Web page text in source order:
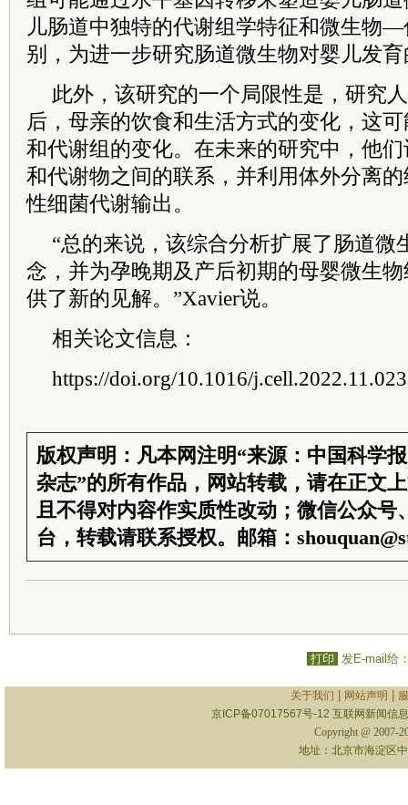
儿肠道中独特的代谢组学特征和微生物
别，为进一步研究肠道微生物对婴儿发
此外，该研究的一个局限性是，研究
后，母亲的饮食和生活方式的变化，这
和代谢组的变化。在未来的研究中，他
和代谢物之间的联系，并利用体外分离
性细菌代谢输出。
“总的来说，该综合分析扩展了肠道微
念，并为孕晚期及产后初期的母婴微生
供了新的见解。”Xavier说。
相关论文信息：
https://doi.org/10.1016/j.cell.2022.11.023
版权声明：凡本网注明“来源：中国科学
杂志”的所有作品，网站转载，请在正文
且不得对内容作实质性改动；微信公众号
台，转载请联系授权。邮箱：
打印 发E-mail给
关于我们 网站声明
京ICP备07017567号-12 互联网新闻信
Copyright @ 2007-
地址：北京市海淀区